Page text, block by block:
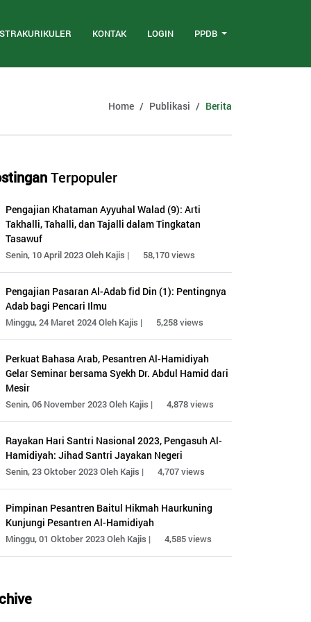
KONTAK LOGIN PPDB
Home Publikasi Berita
Terpopuler
Pengajian Khataman Ayyuhal Walad (9): Arti
Takhalli, Tahalli, dan Tajalli dalam Tingkatan
Tasawuf
Senin, 10 April 2023 Oleh Kajis | 58,170 views
Pengajian Pasaran Al-Adab fid Din (1): Pentingnya
Adab bagi Pencari Ilmu
Minggu, 24 Maret 2024 Oleh Kajis | 5,258 views
Perkuat Bahasa Arab, Pesantren Al-Hamidiyah
Gelar Seminar bersama Syekh Dr. Abdul Hamid dari
Mesir
Senin, 06 November 2023 Oleh Kajis | 4,878 views
Rayakan Hari Santri Nasional 2023, Pengasuh Al-
Hamidiyah: Jihad Santri Jayakan Negeri
Senin, 23 Oktober 2023 Oleh Kajis | 4,707 views
Pimpinan Pesantren Baitul Hikmah Haurkuning
Kunjungi Pesantren Al-Hamidiyah
Minggu, 01 Oktober 2023 Oleh Kajis | 4,585 views